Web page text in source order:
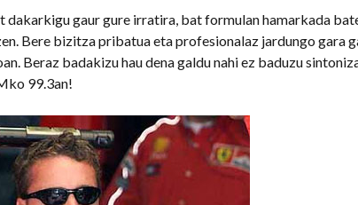
gaur gure irratira, bat formulan hamarkada
Bere bizitza pribatua eta profesionalaz jardungo gara
Beraz badakizu hau dena galdu nahi ez baduzu
99.3an!